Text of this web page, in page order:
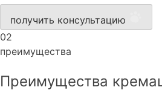
получить консультацию
02
преимущества
Преимущества